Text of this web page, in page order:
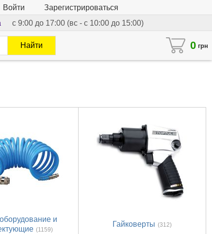
Войти
Зарегистрироваться
с 9:00 до 17:00 (вс - с 10:00 до 15:00)
0 грн
Найти
и
(1159)
Гайковерты (312)